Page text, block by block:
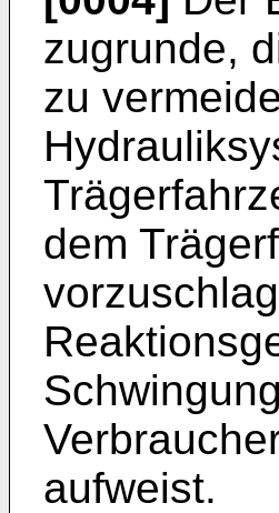
zugrunde,
zu
dem
aufweist.